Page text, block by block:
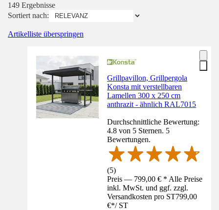
149 Ergebnisse
Sortiert nach:
Artikelliste überspringen
Grillpavillon, Grillpergola
Konsta mit verstellbaren
Lamellen 300 x 250 cm
anthrazit - ähnlich RAL7015
Durchschnittliche Bewertung:
4.8 von 5 Sternen. 5
Bewertungen.
(5)
Preis — 799,00 € * Alle Preise
inkl. MwSt. und ggf. zzgl.
Versandkosten pro ST799,00
€*/ ST